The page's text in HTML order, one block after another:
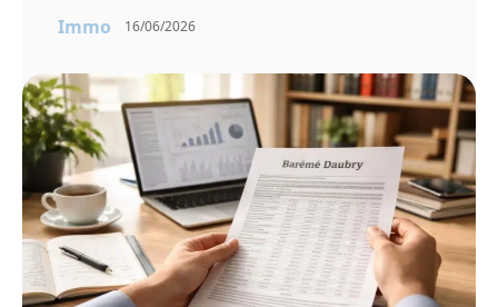
Immo 16/06/2026